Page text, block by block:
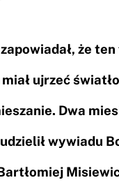
że
ujrzeć
Dwa
wywiadu